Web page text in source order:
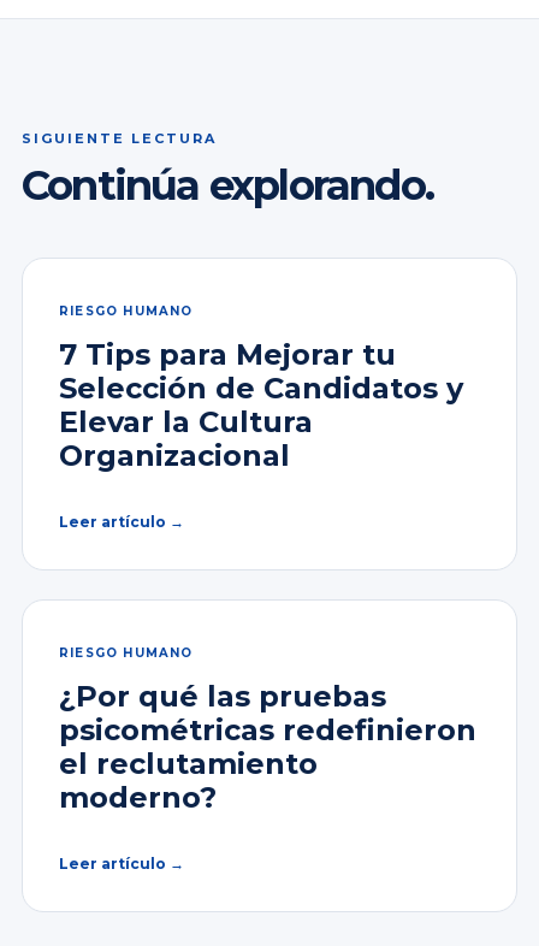
SIGUIENTE LECTURA
Continúa explorando.
RIESGO HUMANO
7 Tips para Mejorar tu
Selección de Candidatos y
Elevar la Cultura
Organizacional
Leer artículo →
RIESGO HUMANO
¿Por qué las pruebas
psicométricas redefinieron
el reclutamiento
moderno?
Leer artículo →